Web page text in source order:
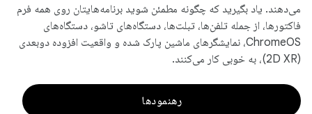
می‌دهند. یاد بگیرید که چگونه مطمئن شوید برنامه‌هایتان روی همه فرم
فاکتورها، از جمله تلفن‌ها، تبلت‌ها، دستگاه‌های تاشو، دستگاه‌های
ChromeOS، نمایشگرهای ماشین پارک شده و واقعیت افزوده دوبعدی
(2D XR)، به خوبی کار می‌کنند.
رهنمودها